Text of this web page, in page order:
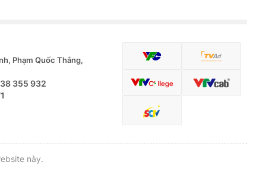
Phạm Quốc Thắng,
355 932
này.